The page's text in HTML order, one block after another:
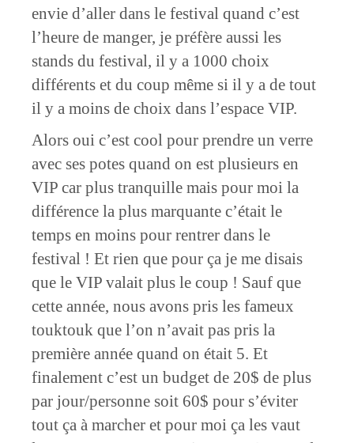
envie d’aller dans le festival quand c’est
l’heure de manger, je préfère aussi les
stands du festival, il y a 1000 choix
différents et du coup même si il y a de tout
il y a moins de choix dans l’espace VIP.
Alors oui c’est cool pour prendre un verre
avec ses potes quand on est plusieurs en
VIP car plus tranquille mais pour moi la
différence la plus marquante c’était le
temps en moins pour rentrer dans le
festival ! Et rien que pour ça je me disais
que le VIP valait plus le coup ! Sauf que
cette année, nous avons pris les fameux
touktouk que l’on n’avait pas pris la
première année quand on était 5. Et
finalement c’est un budget de 20$ de plus
par jour/personne soit 60$ pour s’éviter
tout ça à marcher et pour moi ça les vaut